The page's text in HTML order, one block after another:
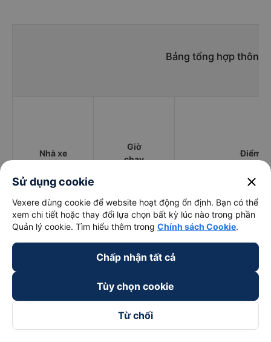
Bảng tổng hợp thông
Nhà xe
Giờ
chạy
Điểm đi
Phương Hồng
15:00 - 16:00 QL1A
18:00 - 18:00
16:30 - 16:30
Phường 6
Sử dụng cookie close
Vexere dùng cookie để website hoạt động ổn định. Bạn có thể
xem chi tiết hoặc thay đổi lựa chọn bất kỳ lúc nào trong phần
Quản lý cookie. Tìm hiểu thêm trong Chính sách Cookie.
Chấp nhận tất cả
Tùy chọn cookie
Từ chối